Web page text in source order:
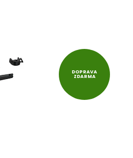
DOPRAVA
ZDARMA